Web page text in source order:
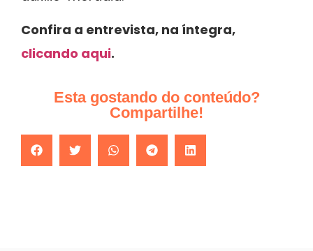
Confira a entrevista, na íntegra,
clicando aqui.
Esta gostando do conteúdo?
Compartilhe!